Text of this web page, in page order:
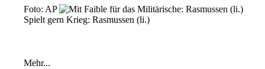
Foto: AP
Spielt gern Krieg: Rasmussen (li.)
Mehr...